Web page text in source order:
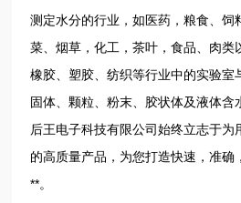
测定水分的行业，如医药，粮食、饲
菜、烟草，化工，茶叶，食品、肉类
橡胶、塑胶、纺织等行业中的实验室
固体、颗粒、粉末、胶状体及液体含
后王电子科技有限公司始终立志于为
的高质量产品，为您打造快速，准确
**。